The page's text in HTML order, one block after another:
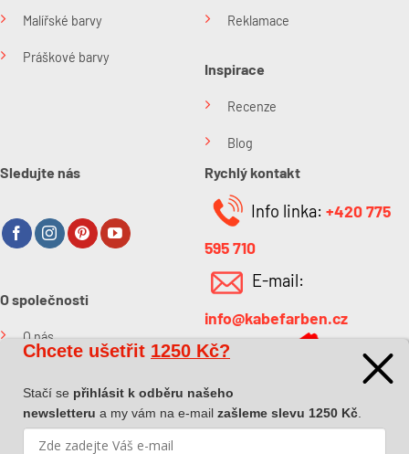
Malířské barvy
Práškové barvy
Reklamace
Inspirace
Recenze
Blog
Sledujte nás
O společnosti
O nás
Rychlý kontakt
Info linka: +420 775
595 710
E-mail:
info@kabefarben.cz
Chcete ušetřit 1250 Kč?
Stačí se přihlásit k odběru našeho
newsletteru a my vám na e-mail zašleme slevu 1250 Kč